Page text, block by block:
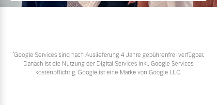
*Google Services sind nach Auslieferung 4 Jahre gebührenfrei verfügbar.
Danach ist die Nutzung der Digital Services inkl. Google Services
kostenpflichtig. Google ist eine Marke von Google LLC.